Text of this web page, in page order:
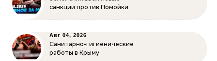
санкции против Помойки
Авг 04, 2026
Санитарно-гигиенические
работы в Крыму